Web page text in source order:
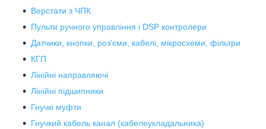
Верстати з ЧПК
Пульти ручного управління і DSP контролери
Датчики, кнопки, роз'єми, кабелі, мікросхеми, фільтри
КГП
Лінійні направляючі
Лінійні підшипники
Гнучкі муфти
Гнучкий кабель канал (кабелеукладальника)